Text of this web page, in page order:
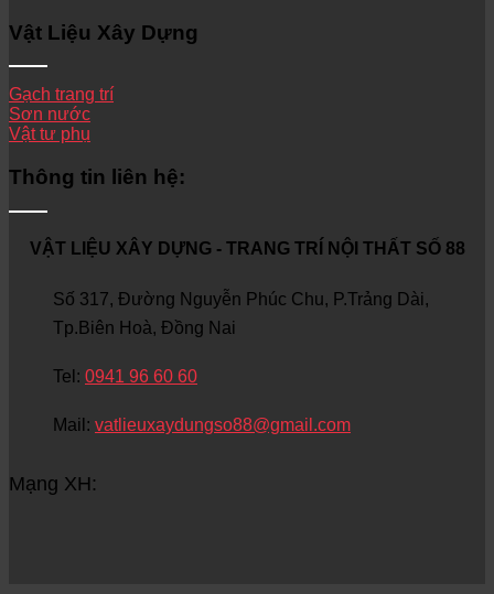
Vật Liệu Xây Dựng
Gạch trang trí
Sơn nước
Vật tư phụ
Thông tin liên hệ:
VẬT LIỆU XÂY DỰNG - TRANG TRÍ NỘI THẤT SỐ 88
Số 317, Đường Nguyễn Phúc Chu, P.Trảng Dài,
Tp.Biên Hoà, Đồng Nai
Tel: 0941 96 60 60
Mail: vatlieuxaydungso88@gmail.com
Mạng XH: